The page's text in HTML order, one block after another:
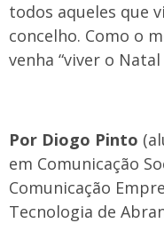
todos aqueles que
concelho. Como o
venha “viver o Natal
Por Diogo Pinto
em Comunicação
Comunicação
Tecnologia de